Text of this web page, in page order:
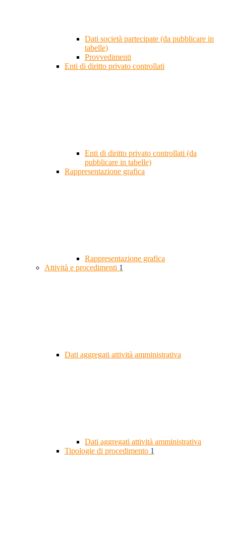
Dati società partecipate (da pubblicare in
tabelle)
Provvedimenti
Enti di diritto privato controllati
Enti di diritto privato controllati (da
pubblicare in tabelle)
Rappresentazione grafica
Rappresentazione grafica
Attività e procedimenti 1
Dati aggregati attività amministrativa
Dati aggregati attività amministrativa
Tipologie di procedimento 1